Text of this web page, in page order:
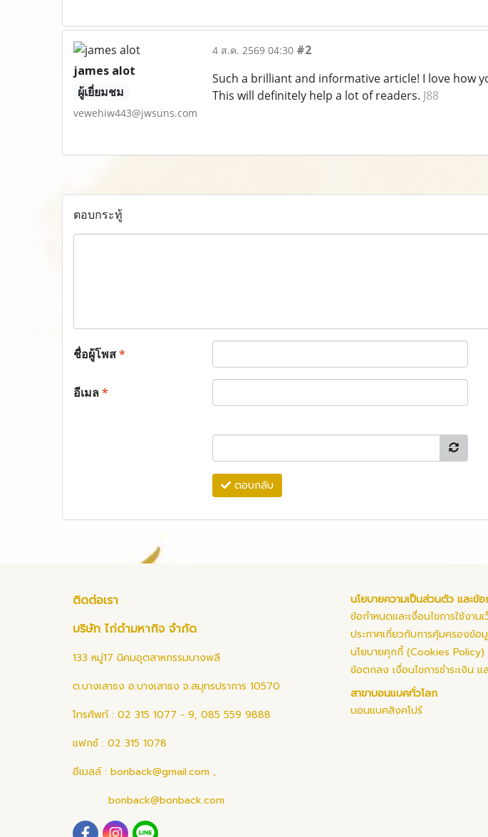
james alot
ผู้เยี่ยมชม
vewehiw443@jwsuns.com
4 ส.ค. 2569 04:30 #2
Such a brilliant and informative article! I love how
This will definitely help a lot of readers. J88
ตอบกระทู้
ชื่อผู้โพส*
อีเมล*
ตอบกลับ
ติดต่อเรา
บริษัท ไก่ดำมหากิจ จำกัด
133 หมู่17 นิคมอุตสาหกรรมบางพลี
ต.บางเสาธง อ.บางเสาธง จ.สมุทรปราการ 10570
โทรศัพท์ : 02 315 1077 - 9, 085 559 9888
แฟกซ์ : 02 315 1078
อีเมลล์ : bonback@gmail.com ,
bonback@bonback.com
นโยบายความเป็นส่วนตัว และข้อ
ข้อกำหนดและเงื่อนไขการใช้งาน
ประกาศเกี่ยวกับการคุ้มครองข้
นโยบายคุกกี้ (Cookies Policy)
ข้อตกลง เงื่อนไขการชำระเงิน แ
สาขาบอนแบคทั่วโลก
บอนแบคสิงคโปร์